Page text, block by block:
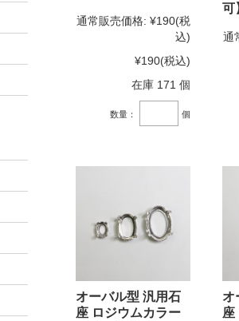
通常販売価格: ¥190(税
込)
¥190(税込)
在庫 171 個
数量： 個
可
通
オーバル型 汎用石
座 ロジウムカラー
オ
座